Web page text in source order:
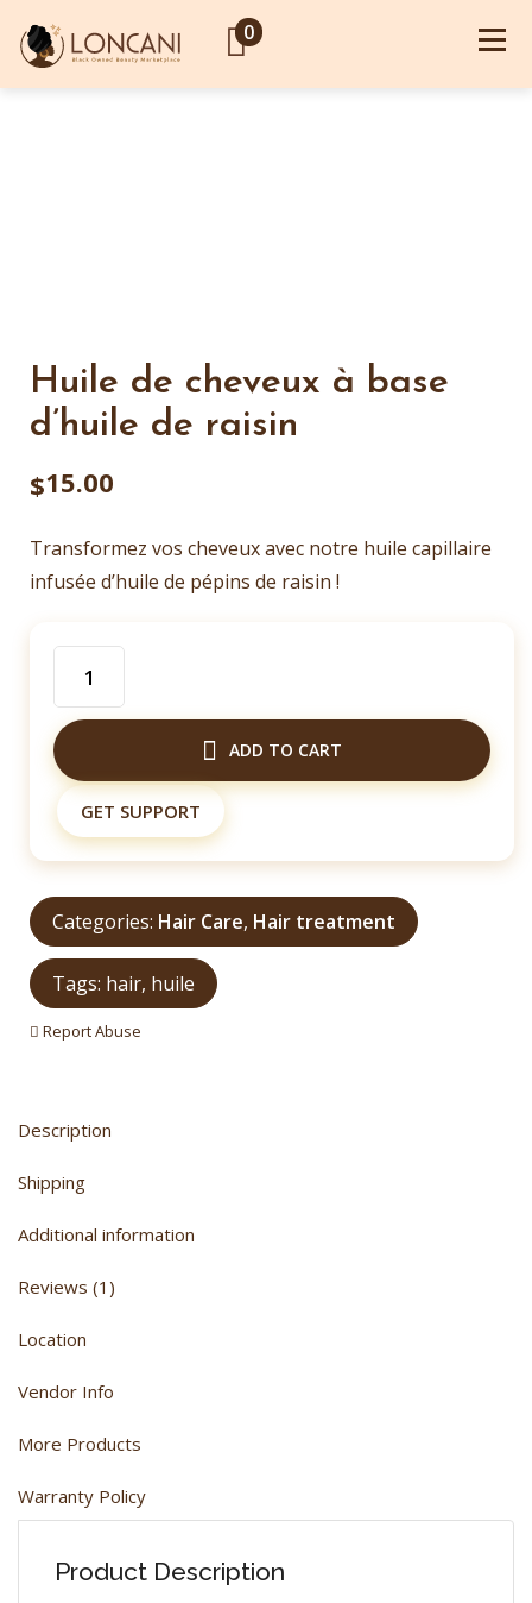
0
Huile de cheveux à base
d’huile de raisin
$15.00
Transformez vos cheveux avec notre huile capillaire
infusée d’huile de pépins de raisin !
cheveux
à
base
d'huile
de
raisin
quantity
ADD TO CART
GET SUPPORT
Categories: Hair Care, Hair treatment
Tags: hair, huile
Report Abuse
Description
Shipping
Additional information
Reviews (1)
Location
Vendor Info
More Products
Warranty Policy
Product Description